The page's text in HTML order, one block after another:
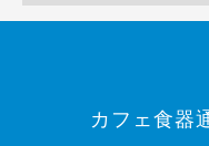
カフェ食器